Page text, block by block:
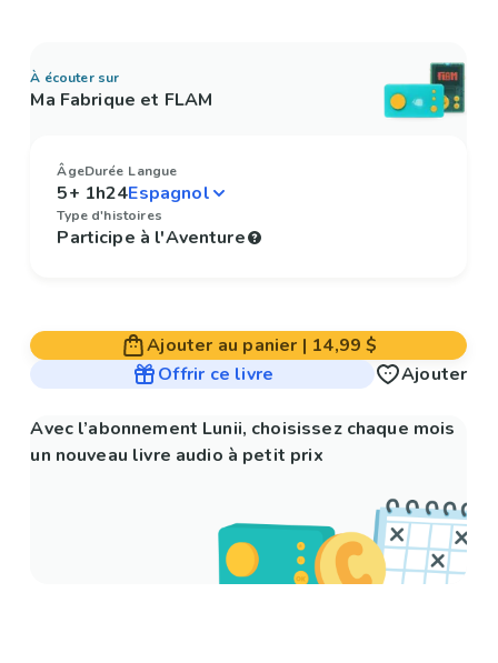
À écouter sur
Ma Fabrique et FLAM
Âge
5+
Durée
1h24
Langue
Type d'histoires
Participe à l'Aventure
Ajouter au panier | 14,99 $
Offrir ce livre
Ajouter
Avec l’abonnement Lunii, choisissez chaque mois
un nouveau livre audio à petit prix